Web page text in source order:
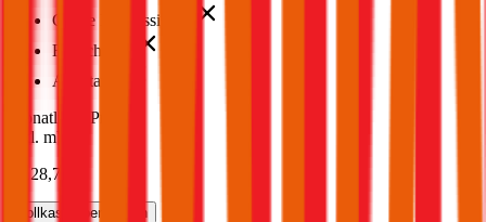
Grobe Fahrlässigkeit
Freischaden
Assistance
Monatliche Prämie
inkl. mVSt.
€ 128,70
Vollkasko berechnen